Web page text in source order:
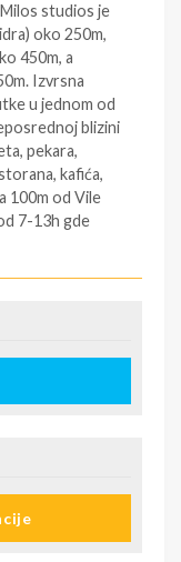
studios je
oko 250m,
450m, a
Izvrsna
u jednom od
blizini
pekara,
kafića,
100m od Vile
7-13h gde
satima.
aktivnosti,